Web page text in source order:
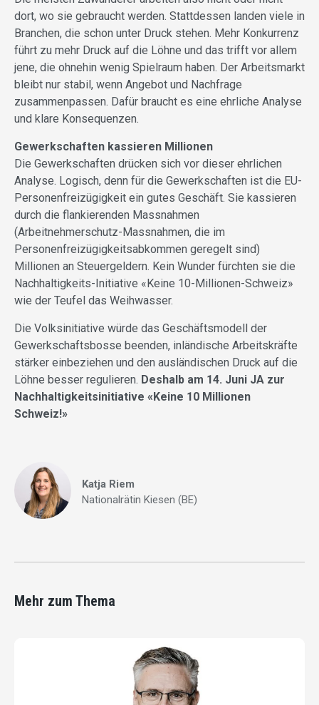
dort, wo sie gebraucht werden. Stattdessen landen viele in
Branchen, die schon unter Druck stehen. Mehr Konkurrenz
führt zu mehr Druck auf die Löhne und das trifft vor allem
jene, die ohnehin wenig Spielraum haben. Der Arbeitsmarkt
bleibt nur stabil, wenn Angebot und Nachfrage
zusammenpassen. Dafür braucht es eine ehrliche Analyse
und klare Konsequenzen.
Gewerkschaften kassieren Millionen
Die Gewerkschaften drücken sich vor dieser ehrlichen
Analyse. Logisch, denn für die Gewerkschaften ist die EU-
Personenfreizügigkeit ein gutes Geschäft. Sie kassieren
durch die flankierenden Massnahmen
(Arbeitnehmerschutz-Massnahmen, die im
Personenfreizügigkeitsabkommen geregelt sind)
Millionen an Steuergeldern. Kein Wunder fürchten sie die
Nachhaltigkeits-Initiative «Keine 10-Millionen-Schweiz»
wie der Teufel das Weihwasser.
Die Volksinitiative würde das Geschäftsmodell der
Gewerkschaftsbosse beenden, inländische Arbeitskräfte
stärker einbeziehen und den ausländischen Druck auf die
Löhne besser regulieren. Deshalb am 14. Juni JA zur
Nachhaltigkeitsinitiative «Keine 10 Millionen
Schweiz!»
Katja Riem
Nationalrätin Kiesen (BE)
Mehr zum Thema